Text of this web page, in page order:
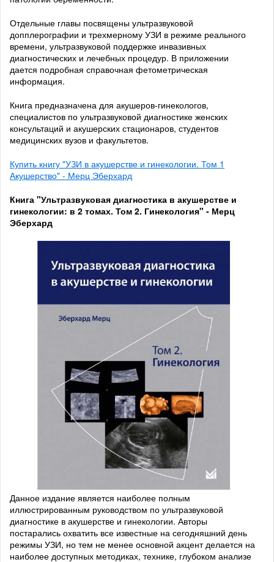
Отдельные главы посвящены ультразвуковой
допплерографии и трехмерному УЗИ в режиме реального
времени, ультразвуковой поддержке инвазивных
диагностических и лечебных процедур. В приложении
дается подробная справочная фетометрическая
информация.
Книга предназначена для акушеров-гинекологов,
специалистов по ультразвуковой диагностике женских
консультаций и акушерских стационаров, студентов
медицинских вузов и факультетов.
Купить книгу "УЗИ в акушерстве и гинекологии. Том 1
Акушерство" - Мерц Эберхард
Книга "Ультразвуковая диагностика в акушерстве и
гинекологии: в 2 томах. Том 2. Гинекология" - Мерц
Эберхард
Данное издание является наиболее полным
иллюстрированным руководством по ультразвуковой
диагностике в акушерстве и гинекологии. Авторы
постарались охватить все известные на сегодняшний день
режимы УЗИ, но тем не менее основной акцент делается на
наиболее доступных методиках, технике, глубоком анализе